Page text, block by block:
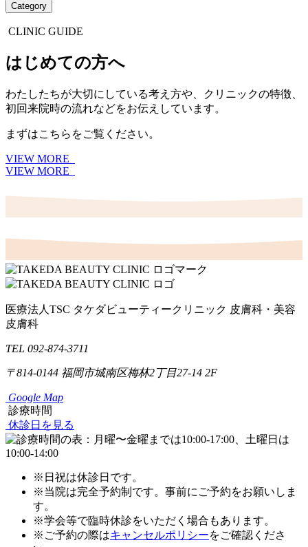
Category
CLINIC GUIDE
はじめての方へ
わたしたちが大切にしている考え方や、クリニックの特徴、
初回来院時の流れなどをお伝えしています。
まずはこちらをご覧ください。
VIEW MORE
VIEW MORE
医療法人TSC タケダビューティークリニック 皮膚科・美容
皮膚科
TEL 092-874-3711
〒814-0144 福岡市城南区梅林2丁目27-14 2F
Google Map
診療時間
休診日を見る
※日祝は休診日です。
※当院は完全予約制です。事前にご予約をお願いしま
す。
※学会等で臨時休診をいただく場合もあります。
※ご予約の際はキャンセルポリシーをご確認くださ